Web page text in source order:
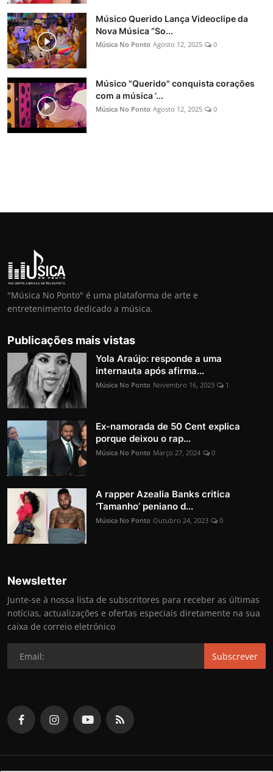
Músico Querido Lança Videoclipe da
Nova Música “So...
Música No Ponto Agosto 12, 2025 0
Músico "Querido" conquista corações
com a música ‘...
Música No Ponto Agosto 12, 2025 0
"Música No Ponto" é uma plataforma de arte e
entretenimento dedicado a música.
Publicações mais vistas
Yola Araújo: responde a uma
internauta após afirma...
Música No Ponto Novembro 16, 2023 1
Ex-namorada de 50 Cent explica
porque deixou o rap...
Música No Ponto Março 27, 2024 0
A rapper Azealia Banks critica
‘Tamanho’ peniano d...
Música No Ponto Outubro 24, 2023 0
Newsletter
Junte-se à nossa lista de subscritores para receber as últimas
notícias, actualizações e ofertas especiais diretamente na sua
caixa de correio eletrónico
Subscrever